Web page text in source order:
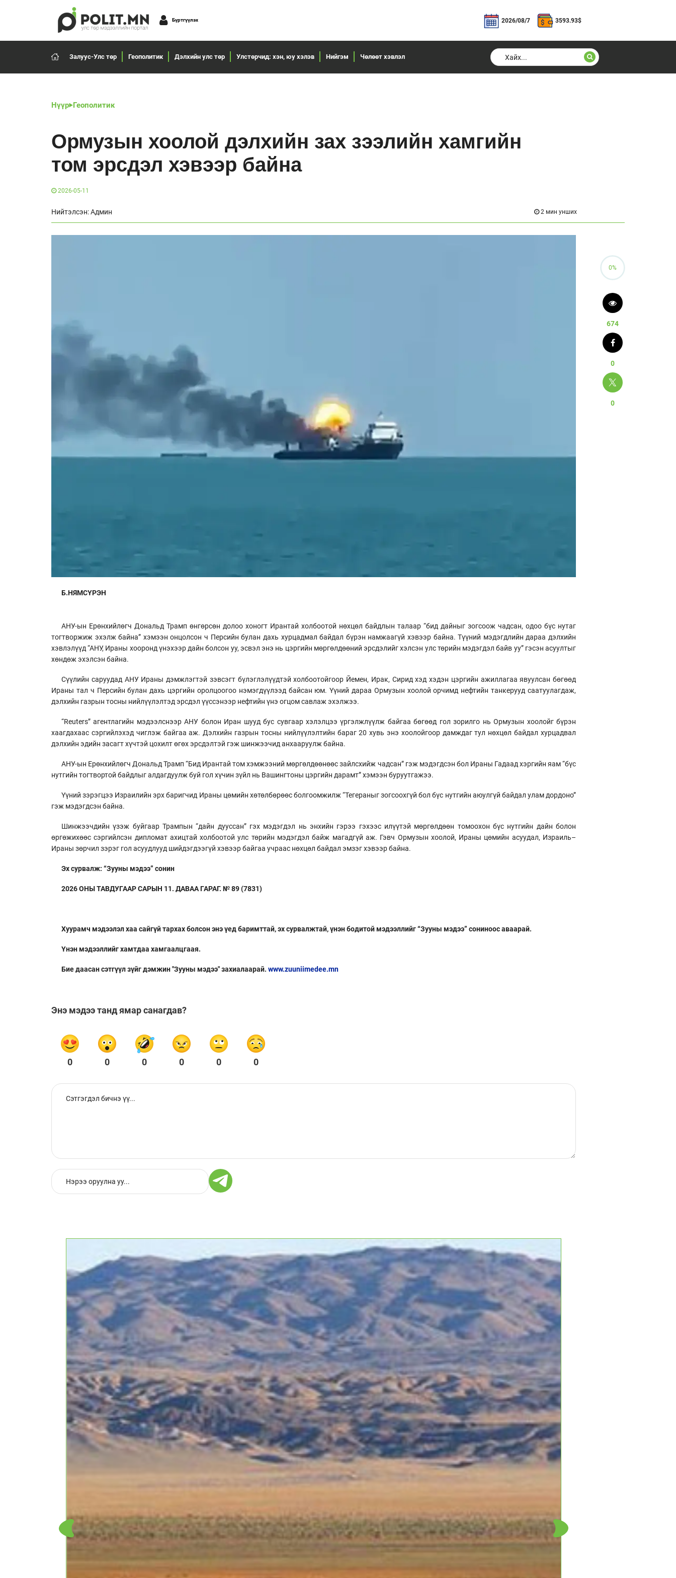
Бүртгүүлэх 2026/08/7 3593.93$
Залуус-Улс төр Геополитик Дэлхийн улс төр Улстөрчид: хэн, юу хэлэв Нийгэм Чөлөөт хэвлэл
Нүүр Геополитик
Ормузын хоолой дэлхийн зах зээлийн хамгийн
том эрсдэл хэвээр байна
2026-05-11
Нийтэлсэн: Админ 2 мин унших
Б.НЯМСҮРЭН
АНУ-ын Ерөнхийлөгч Дональд Трамп өнгөрсөн долоо хоногт Ирантай холбоотой нөхцөл байдлын талаар “бид дайныг зогсоож чадсан, одоо бүс нутаг
тогтворжиж эхэлж байна” хэмээн онцолсон ч Персийн булан дахь хурцадмал байдал бүрэн намжаагүй хэвээр байна. Түүний мэдэгдлийн дараа дэлхийн
хэвлэлүүд “АНУ, Ираны хооронд үнэхээр дайн болсон уу, эсвэл энэ нь цэргийн мөргөлдөөний эрсдэлийг хэлсэн улс төрийн мэдэгдэл байв уу” гэсэн асуултыг
хөндөж эхэлсэн байна.
Сүүлийн саруудад АНУ Ираны дэмжлэгтэй зэвсэгт бүлэглэлүүдтэй холбоотойгоор Йемен, Ирак, Сирид хэд хэдэн цэргийн ажиллагаа явуулсан бөгөөд
Ираны тал ч Персийн булан дахь цэргийн оролцоогоо нэмэгдүүлээд байсан юм. Үүний дараа Ормузын хоолой орчимд нефтийн танкерууд саатуулагдаж,
дэлхийн газрын тосны нийлүүлэлтэд эрсдэл үүссэнээр нефтийн үнэ огцом савлаж эхэлжээ.
“Reuters” агентлагийн мэдээлснээр АНУ болон Иран шууд бус сувгаар хэлэлцээ үргэлжлүүлж байгаа бөгөөд гол зорилго нь Ормузын хоолойг бүрэн
хаагдахаас сэргийлэхэд чиглэж байгаа аж. Дэлхийн газрын тосны нийлүүлэлтийн бараг 20 хувь энэ хоолойгоор дамждаг тул нөхцөл байдал хурцадвал
дэлхийн эдийн засагт хүчтэй цохилт өгөх эрсдэлтэй гэж шинжээчид анхааруулж байна.
АНУ-ын Ерөнхийлөгч Дональд Трамп “Бид Ирантай том хэмжээний мөргөлдөөнөөс зайлсхийж чадсан” гэж мэдэгдсэн бол Ираны Гадаад хэргийн яам “бүс
нутгийн тогтвортой байдлыг алдагдуулж буй гол хүчин зүйл нь Вашингтоны цэргийн дарамт” хэмээн буруутгажээ.
Үүний зэрэгцээ Израилийн эрх баригчид Ираны цөмийн хөтөлбөрөөс болгоомжилж “Тегераныг зогсоохгүй бол бүс нутгийн аюулгүй байдал улам дордоно”
гэж мэдэгдсэн байна.
Шинжээчдийн үзэж буйгаар Трампын “дайн дууссан” гэх мэдэгдэл нь энхийн гэрээ гэхээс илүүтэй мөргөлдөөн томоохон бүс нутгийн дайн болон
өргөжихөөс сэргийлсэн дипломат ахицтай холбоотой улс төрийн мэдэгдэл байж магадгүй аж. Гэвч Ормузын хоолой, Ираны цөмийн асуудал, Израиль–
Ираны зөрчил зэрэг гол асуудлууд шийдэгдээгүй хэвээр байгаа учраас нөхцөл байдал эмзэг хэвээр байна.
Эх сурвалж: “Зууны мэдээ” сонин
2026 ОНЫ ТАВДУГААР САРЫН 11. ДАВАА ГАРАГ. № 89 (7831)
Хуурамч мэдээлэл хаа сайгүй тархах болсон энэ үед баримттай, эх сурвалжтай, үнэн бодитой мэдээллийг “Зууны мэдээ” сониноос аваарай.
Үнэн мэдээллийг хамтдаа хамгаалцгаая.
Бие даасан сэтгүүл зүйг дэмжин "Зууны мэдээ" захиалаарай. www.zuuniimedee.mn
Энэ мэдээ танд ямар санагдав?
0 0 0 0 0 0
0%
674
0
0